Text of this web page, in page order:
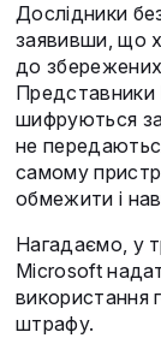
Дослідники
заявивши, що
до
Представники
шифруються
не
самому
обмежити і
Нагадаємо, у
Microsoft
використання
штрафу.